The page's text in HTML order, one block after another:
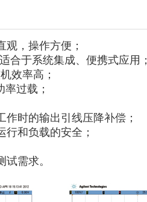
，操作方便；
合于系统集成、便携式应用；
效率高；
过载；
时的输出引线压降补偿；
和负载的安全；
需求。